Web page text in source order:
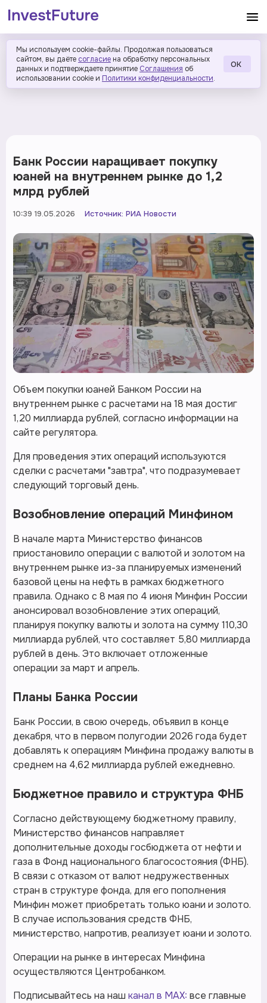
Мы используем cookie-файлы. Продолжая пользоваться
сайтом, вы даёте согласие на обработку персональных
данных и подтверждаете принятие Соглашения об
использовании cookie и Политики конфиденциальности.
ОК
Банк России наращивает покупку
юаней на внутреннем рынке до 1,2
млрд рублей
10:39 19.05.2026 Источник: РИА Новости
Объем покупки юаней Банком России на
внутреннем рынке с расчетами на 18 мая достиг
1,20 миллиарда рублей, согласно информации на
сайте регулятора.
Для проведения этих операций используются
сделки с расчетами "завтра", что подразумевает
следующий торговый день.
Возобновление операций Минфином
В начале марта Министерство финансов
приостановило операции с валютой и золотом на
внутреннем рынке из-за планируемых изменений
базовой цены на нефть в рамках бюджетного
правила. Однако с 8 мая по 4 июня Минфин России
анонсировал возобновление этих операций,
планируя покупку валюты и золота на сумму 110,30
миллиарда рублей, что составляет 5,80 миллиарда
рублей в день. Это включает отложенные
операции за март и апрель.
Планы Банка России
Банк России, в свою очередь, объявил в конце
декабря, что в первом полугодии 2026 года будет
добавлять к операциям Минфина продажу валюты в
среднем на 4,62 миллиарда рублей ежедневно.
Бюджетное правило и структура ФНБ
Согласно действующему бюджетному правилу,
Министерство финансов направляет
дополнительные доходы госбюджета от нефти и
газа в Фонд национального благосостояния (ФНБ).
В связи с отказом от валют недружественных
стран в структуре фонда, для его пополнения
Минфин может приобретать только юани и золото.
В случае использования средств ФНБ,
министерство, напротив, реализует юани и золото.
Операции на рынке в интересах Минфина
осуществляются Центробанком.
Подписывайтесь на наш канал в MAX: все главные